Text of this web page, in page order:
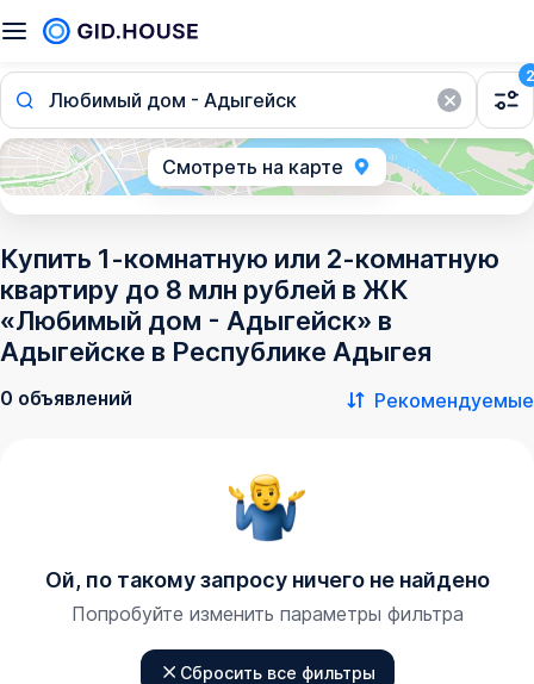
Любимый дом - Адыгейск
2
Смотреть на карте
Купить 1-комнатную или 2-комнатную
квартиру до 8 млн рублей в ЖК
«Любимый дом - Адыгейск» в
Адыгейске в Республике Адыгея
0 объявлений Рекомендуемые
Ой, по такому запросу ничего не найдено
Попробуйте изменить параметры фильтра
Сбросить все фильтры